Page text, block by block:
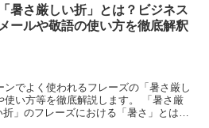
「暑さ厳しい折」とは？ビジネス
メールや敬語の使い方を徹底解釈
でよく使われるフレーズの「暑さ厳し
使い方等を徹底解説します。 「暑さ厳
」のフレーズにおける「暑さ」とは、